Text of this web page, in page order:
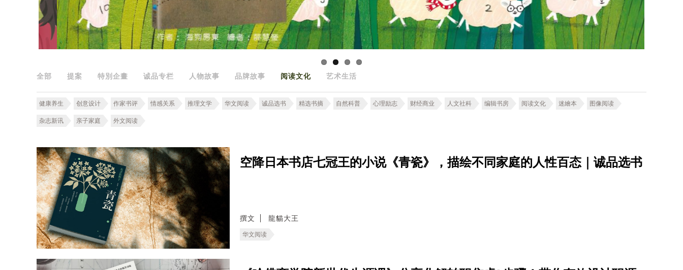
全部 提案 特別企畫 诚品专栏 人物故事 品牌故事 阅读文化 艺术生活
健康养生 创意设计 作家书评 情感关系 推理文学 华文阅读 诚品选书 精选书摘 自然科普 心理励志 财经商业 人文社科 编辑书房 阅读文化 迷繪本 图像阅读
杂志新讯 亲子家庭 外文阅读
空降日本书店七冠王的小说《青瓷》，描绘不同家庭的人性百态｜诚品选书
撰文 龍貓大王
华文阅读